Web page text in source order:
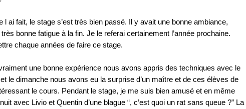
l ai fait, le stage s’est très bien passé. Il y avait une bonne ambiance,
bonne fatigue à la fin. Je le referai certainement l’année prochaine.
chaque années de faire ce stage.
une bonne expérience nous avons appris des techniques avec le
le dimanche nous avons eu la surprise d’un maître et de ces élèves de
le cours. Pendant le stage, je me suis bien amusé et en même
avec Livio et Quentin d’une blague “, c’est quoi un rat sans queue ?” La